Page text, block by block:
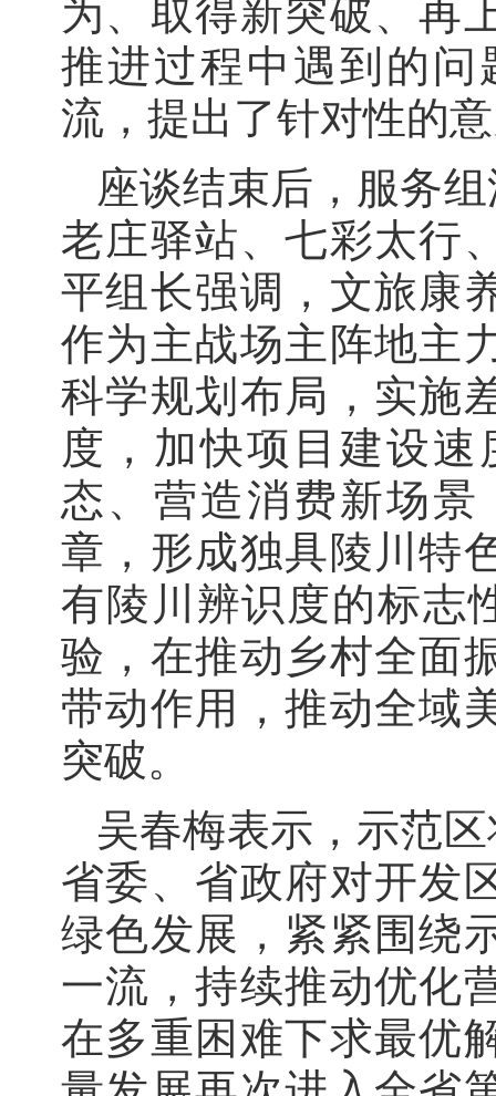
为、取得新突破、再
推进过程中遇到的
流，提出了针对性的
座谈结束后，服务
老庄驿站、七彩太行
平组长强调，文旅康
作为主战场主阵地主
科学规划布局，实施
度，加快项目建设
态、营造消费新场
章，形成独具陵川特
有陵川辨识度的标志
验，在推动乡村全面
带动作用，推动全域
突破。
吴春梅表示，示范
省委、省政府对开发
绿色发展，紧紧围绕
一流，持续推动优化
在多重困难下求最优